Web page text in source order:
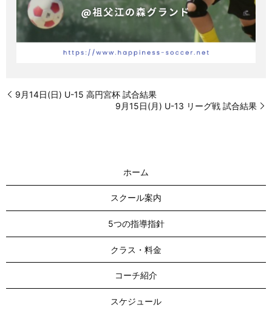
9月14日(日) U-15 高円宮杯 試合結果
9月15日(月) U-13 リーグ戦 試合結果
ホーム
スクール案内
5つの指導指針
クラス・料金
コーチ紹介
スケジュール